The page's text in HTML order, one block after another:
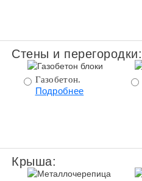
Стены и перегородки:
Газобетон.
Подробнее
Крыша: